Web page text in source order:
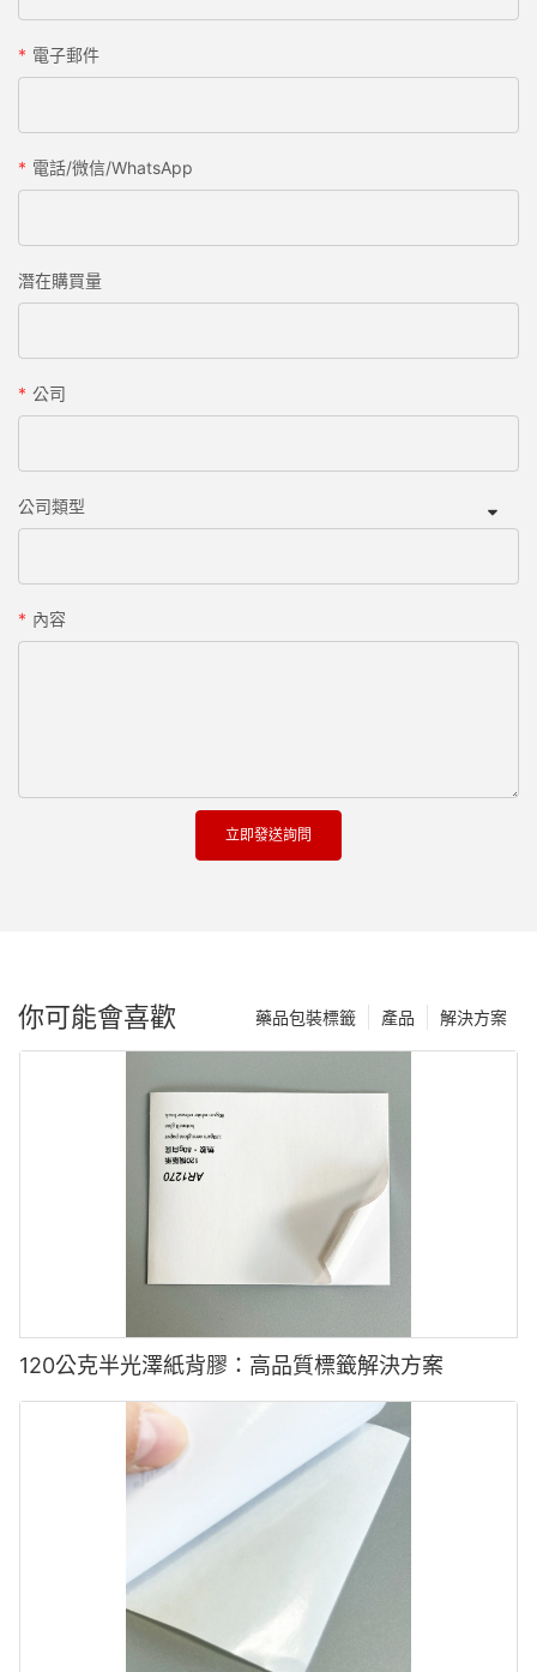
電子郵件
電話/微信/WhatsApp
潛在購買量
公司
公司類型
內容
立即發送詢問
你可能會喜歡 解決方案
產品
藥品包裝標籤
120公克半光澤紙背膠：高品質標籤解決方案